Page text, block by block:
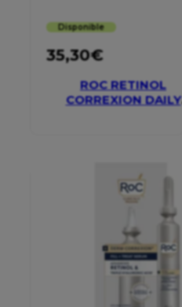
Disponible
35,30€
ROC RETINOL
CORREXION DAILY